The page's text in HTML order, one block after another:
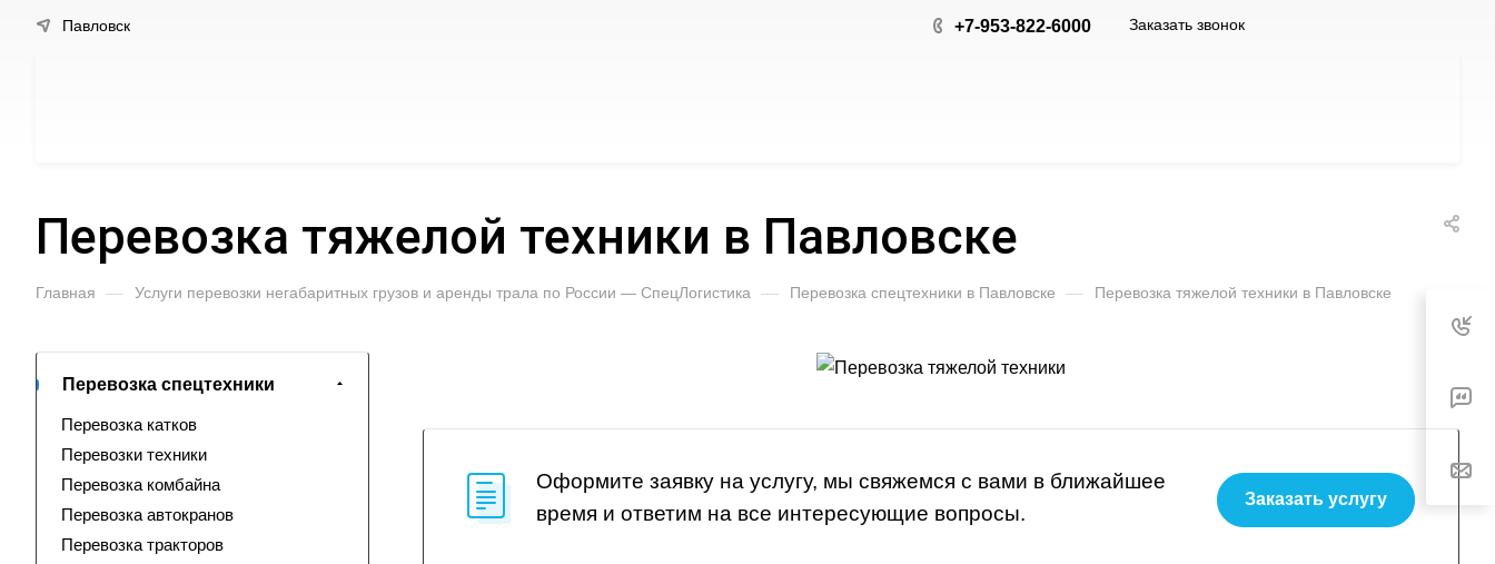
Павловск +7-953-822-6000 Заказать звонок
Перевозка тяжелой техники в Павловске
Главная — Услуги перевозки негабаритных грузов и аренды трала по России — СпецЛогистика — Перевозка спецтехники в Павловске — Перевозка тяжелой техники в Павловске
Оформите заявку на услугу, мы свяжемся с вами в ближайшее
время и ответим на все интересующие вопросы.
Заказать услугу
Перевозка спецтехники
Перевозка катков
Перевозки техники
Перевозка комбайна
Перевозка автокранов
Перевозка тракторов